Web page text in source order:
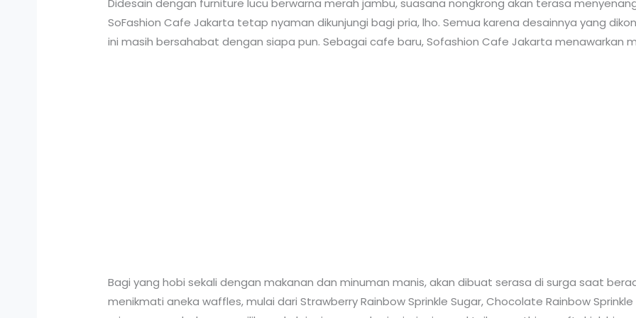
Didesain dengan furniture lucu berwarna merah jambu, suasana nongkrong akan terasa
SoFashion Cafe Jakarta tetap nyaman dikunjungi bagi pria, lho. Semua karena desainnya yang
ini masih bersahabat dengan siapa pun. Sebagai cafe baru, Sofashion Cafe Jakarta menawarkan
Bagi yang hobi sekali dengan makanan dan minuman manis, akan dibuat serasa di surga saat
menikmati aneka waffles, mulai dari Strawberry Rainbow Sprinkle Sugar, Chocolate Rainbow